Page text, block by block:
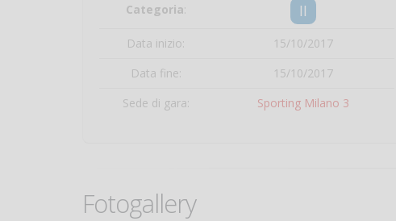
Categoria: II
Data inizio:
15/10/2017
Data fine:
15/10/2017
Sede di gara:
Sporting Milano 3
Fotogallery